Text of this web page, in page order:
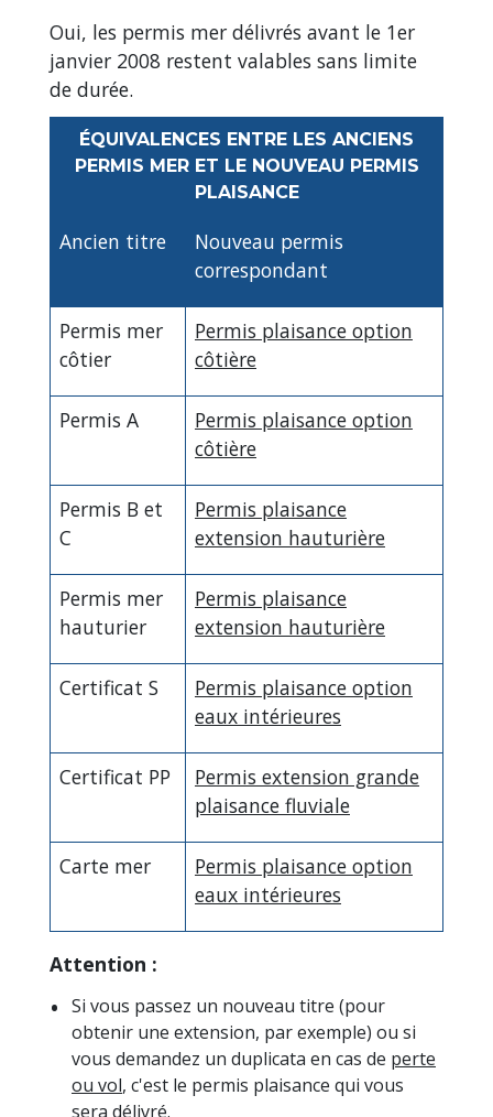
Oui, les permis mer délivrés avant le 1er
janvier 2008 restent valables sans limite
de durée.
ÉQUIVALENCES ENTRE LES ANCIENS
PERMIS MER ET LE NOUVEAU PERMIS
PLAISANCE
Ancien titre
Nouveau permis
correspondant
Permis mer
côtier
Permis plaisance option
côtière
Permis A
Permis plaisance option
côtière
Permis B et
C
Permis plaisance
extension hauturière
Permis mer
hauturier
Permis plaisance
extension hauturière
Certificat S
Permis plaisance option
eaux intérieures
Certificat PP
Permis extension grande
plaisance fluviale
Carte mer
Permis plaisance option
eaux intérieures
Attention :
Si vous passez un nouveau titre (pour
obtenir une extension, par exemple) ou si
vous demandez un duplicata en cas de perte
ou vol, c'est le permis plaisance qui vous
sera délivré.